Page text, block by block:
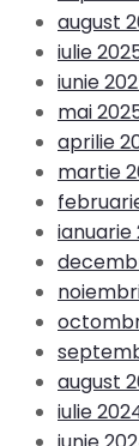
august
iulie
iunie
mai
aprilie
martie
ianuarie
august
iulie